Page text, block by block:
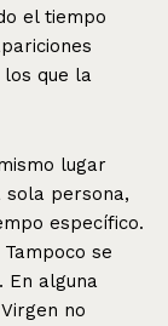
el tiempo
los que la
lugar
sola persona,
específico.
se
En alguna
no